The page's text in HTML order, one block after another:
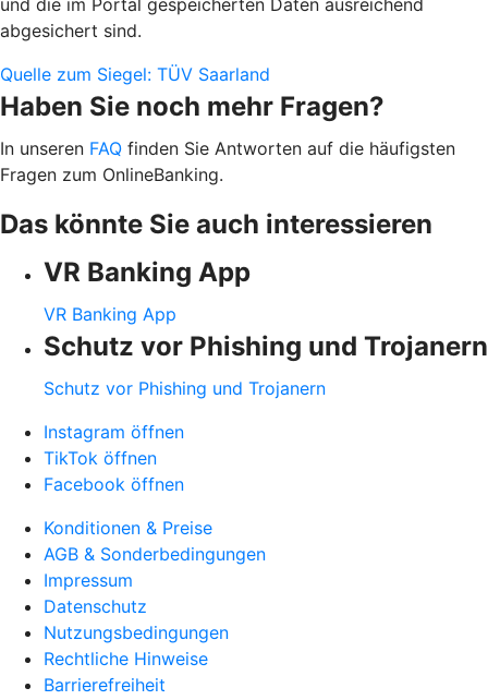
und die im Portal gespeicherten Daten ausreichend
abgesichert sind.
Quelle zum Siegel: TÜV Saarland
Haben Sie noch mehr Fragen?
In unseren FAQ finden Sie Antworten auf die häufigsten
Fragen zum OnlineBanking.
Das könnte Sie auch interessieren
VR Banking App
VR Banking App
Schutz vor Phishing und Trojanern
Schutz vor Phishing und Trojanern
Instagram öffnen
TikTok öffnen
Facebook öffnen
Konditionen & Preise
AGB & Sonderbedingungen
Impressum
Datenschutz
Nutzungsbedingungen
Rechtliche Hinweise
Barrierefreiheit